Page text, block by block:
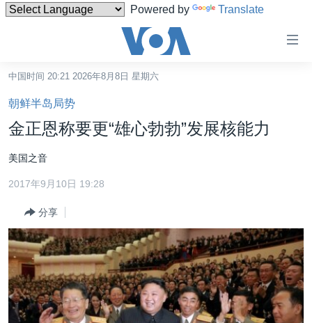
Powered by Translate
碍
链
接
跳
转
内
转
到
航
跳
台湾
港澳
国际
最新国际新闻
印太
中东
欧洲
分类新闻
经济·金融·贸易
人权·法律·宗教
科教·文娱·体健
美中关系
热点专题
白宫要闻
VOA视频
中国时间 20:21 2026年8月8日 星期六
朝鲜半岛局势
金正恩称要更“雄心勃勃”发展核能力
美国之音
2017年9月10日 19:28
分享